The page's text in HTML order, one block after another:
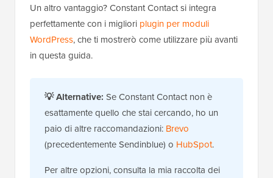
Un altro vantaggio? Constant Contact si integra
perfettamente con i migliori plugin per moduli
WordPress, che ti mostrerò come utilizzare più avanti
in questa guida.
💡Alternative: Se Constant Contact non è
esattamente quello che stai cercando, ho un
paio di altre raccomandazioni: Brevo
(precedentemente Sendinblue) o HubSpot.
Per altre opzioni, consulta la mia raccolta dei